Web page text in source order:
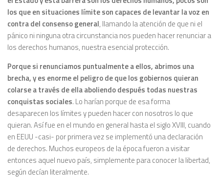
los que en situaciones límite son capaces de levantar la voz en
contra del consensogeneral, llamando la atención de que ni el
pánico ni ninguna otra circunstancia nos pueden hacer renunciar a
los derechos humanos, nuestra esencial protección.
Porque si renunciamos puntualmente a ellos, abrimos una
brecha, y es enorme el peligro de que los gobiernos quieran
colarse a través de ellaaboliendo después todas nuestras
conquistas sociales. Lo harían porque de esa forma
desaparecen los límites y pueden hacer con nosotros lo que
quieran. Así fue en el mundo en general hasta el siglo XVIII, cuando
en EEUU -casi- por primera vez se implementó una declaración
de derechos. Muchos europeos de la época fueron a visitar
entonces aquel nuevo país, simplemente para conocer la libertad,
según decían literalmente.